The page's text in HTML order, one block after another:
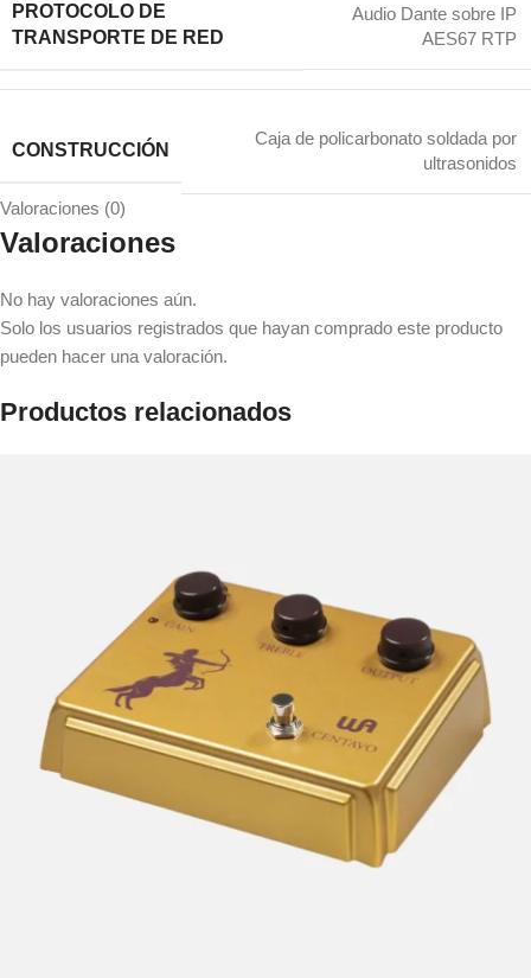
PROTOCOLO DE
TRANSPORTE DE RED
Audio Dante sobre IP
AES67 RTP
CONSTRUCCIÓN
Caja de policarbonato soldada por
ultrasonidos
Valoraciones (0)
Valoraciones
No hay valoraciones aún.
Solo los usuarios registrados que hayan comprado este producto
pueden hacer una valoración.
Productos relacionados